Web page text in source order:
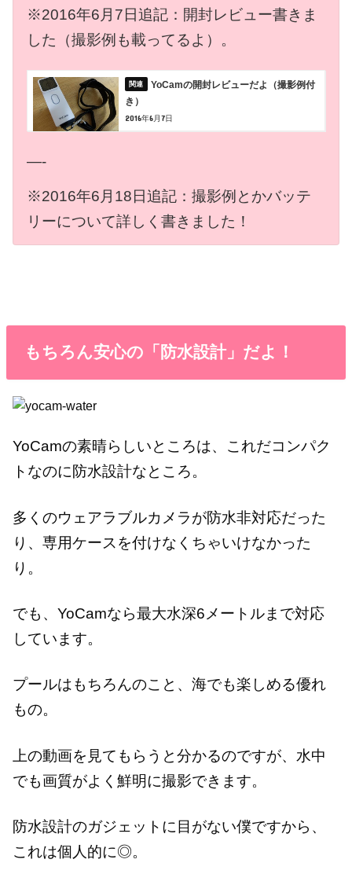
※2016年6月7日追記：開封レビュー書きま
した（撮影例も載ってるよ）。
YoCamの開封レビューだよ（撮影例付
き）
2016年6月7日
—-
※2016年6月18日追記：撮影例とかバッテ
リーについて詳しく書きました！
もちろん安心の「防水設計」だよ！
YoCamの素晴らしいところは、これだコンパク
トなのに防水設計なところ。
多くのウェアラブルカメラが防水非対応だった
り、専用ケースを付けなくちゃいけなかった
り。
でも、YoCamなら最大水深6メートルまで対応
しています。
プールはもちろんのこと、海でも楽しめる優れ
もの。
上の動画を見てもらうと分かるのですが、水中
でも画質がよく鮮明に撮影できます。
防水設計のガジェットに目がない僕ですから、
これは個人的に◎。